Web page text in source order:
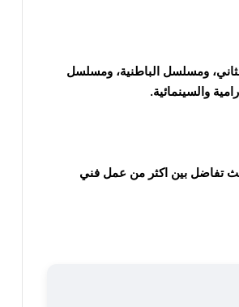
ومسلسل الباطنية، ومسلسل
والسينمائية.
تفاضل بين اكثر من عمل فني